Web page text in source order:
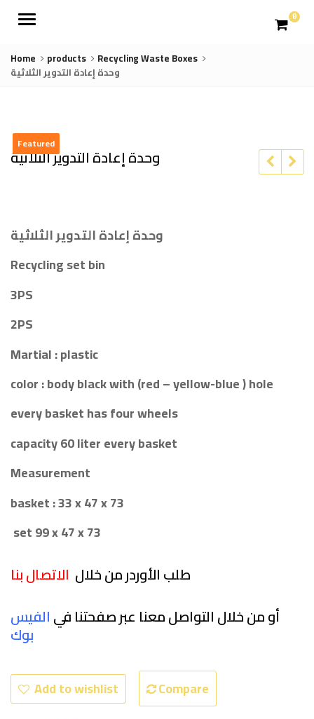
Menu 0
Home products
Recycling Waste Boxes
وحدة إعادة التدوير الثلاثية
Featured
وحدة إعادة التدوير الثلاثية
وحدة إعادة التدوير الثلاثية
Recycling set bin
3PS
2PS
Martial : plastic
color : body black with (red – yellow-blue ) hole
every basket has four wheels
capacity 60 liter every basket
Measurement
basket : 33 x 47 x 73
set 99 x 47 x 73
طلب الأوردر من خلال الاتصال بنا
أو من خلال التواصل معنا عبر صفحتنا فيالفيس
بوك
Add to wishlist
Compare